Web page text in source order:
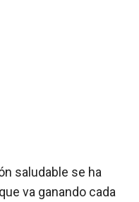
saludable se ha
va ganando cada